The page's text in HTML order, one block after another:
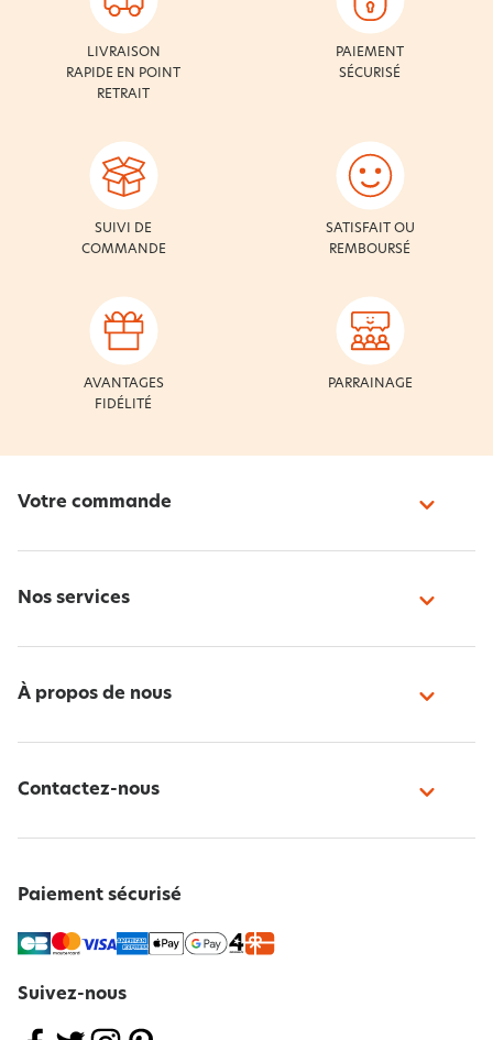
LIVRAISON
RAPIDE EN POINT
RETRAIT
PAIEMENT
SÉCURISÉ
SUIVI DE
COMMANDE
SATISFAIT OU
REMBOURSÉ
AVANTAGES
FIDÉLITÉ
PARRAINAGE
Votre commande
Nos services
À propos de nous
Contactez-nous
Paiement sécurisé
Suivez-nous